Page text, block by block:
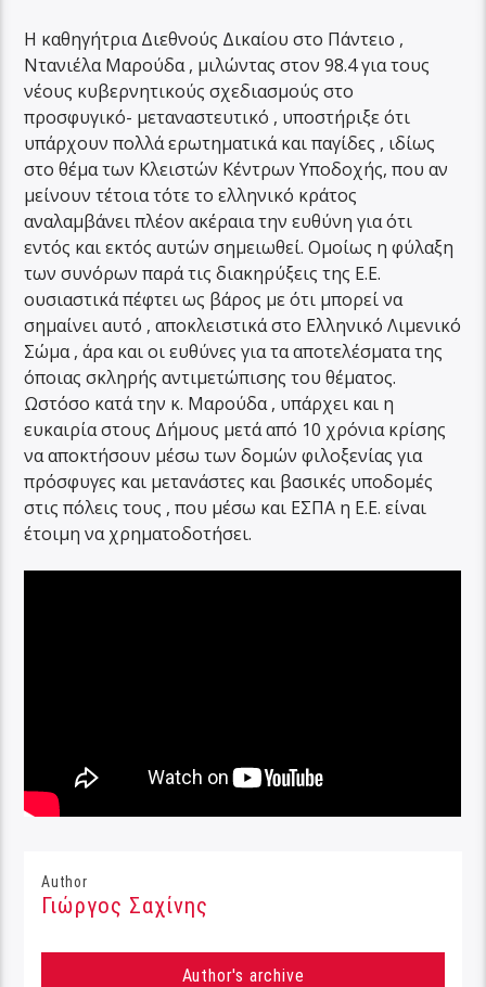
Η καθηγήτρια Διεθνούς Δικαίου στο Πάντειο ,
Ντανιέλα Μαρούδα , μιλώντας στον 98.4 για τους
νέους κυβερνητικούς σχεδιασμούς στο
προσφυγικό- μεταναστευτικό , υποστήριξε ότι
υπάρχουν πολλά ερωτηματικά και παγίδες , ιδίως
στο θέμα των Κλειστών Κέντρων Υποδοχής, που αν
μείνουν τέτοια τότε το ελληνικό κράτος
αναλαμβάνει πλέον ακέραια την ευθύνη για ότι
εντός και εκτός αυτών σημειωθεί. Ομοίως η φύλαξη
των συνόρων παρά τις διακηρύξεις της Ε.Ε.
ουσιαστικά πέφτει ως βάρος με ότι μπορεί να
σημαίνει αυτό , αποκλειστικά στο Ελληνικό Λιμενικό
Σώμα , άρα και οι ευθύνες για τα αποτελέσματα της
όποιας σκληρής αντιμετώπισης του θέματος.
Ωστόσο κατά την κ. Μαρούδα , υπάρχει και η
ευκαιρία στους Δήμους μετά από 10 χρόνια κρίσης
να αποκτήσουν μέσω των δομών φιλοξενίας για
πρόσφυγες και μετανάστες και βασικές υποδομές
στις πόλεις τους , που μέσω και ΕΣΠΑ η Ε.Ε. είναι
έτοιμη να χρηματοδοτήσει.
Author
Γιώργος Σαχίνης
Author's archive